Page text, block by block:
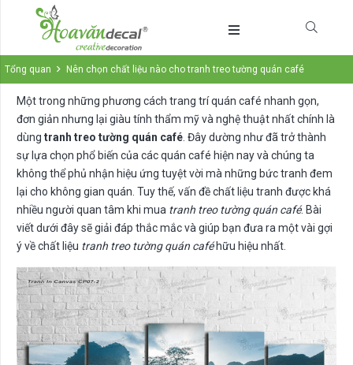
Tổng quan Nên chọn chất liệu nào cho tranh treo tường quán café
Một trong những phương cách trang trí quán café nhanh gọn,
đơn giản nhưng lại giàu tính thẩm mỹ và nghệ thuật nhất chính là
dùng tranh treo tường quán café . Đây dường như đã trở thành
sự lựa chọn phổ biến của các quán café hiện nay và chúng ta
không thể phủ nhận hiệu ứng tuyệt vời mà những bức tranh đem
lại cho không gian quán. Tuy thế, vấn đề chất liệu tranh được khá
nhiều người quan tâm khi mua tranh treo tường quán café. Bài
viết dưới đây sẽ giải đáp thắc mắc và giúp bạn đưa ra một vài gợi
ý về chất liệu tranh treo tường quán caféhữu hiệu nhất.